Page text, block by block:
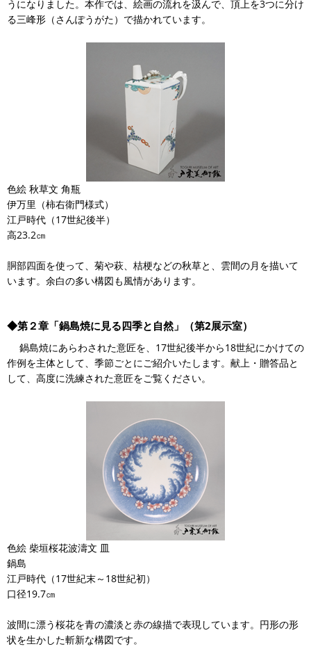
うになりました。本作では、絵画の流れを汲んで、頂上を3つに分け
る三峰形（さんぽうがた）で描かれています。
色絵 秋草文 角瓶
伊万里（柿右衛門様式）
江戸時代（17世紀後半）
高23.2㎝
胴部四面を使って、菊や萩、桔梗などの秋草と、雲間の月を描いて
います。余白の多い構図も風情があります。
◆第２章「鍋島焼に見る四季と自然」（第2展示室）
鍋島焼にあらわされた意匠を、17世紀後半から18世紀にかけての
作例を主体として、季節ごとにご紹介いたします。献上・贈答品と
して、高度に洗練された意匠をご覧ください。
色絵 柴垣桜花波濤文 皿
鍋島
江戸時代（17世紀末～18世紀初）
口径19.7㎝
波間に漂う桜花を青の濃淡と赤の線描で表現しています。円形の形
状を生かした斬新な構図です。